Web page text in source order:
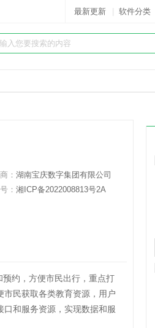
最新更新 软件分类
： 湖南宝庆数字集团有限公司
： 湘ICP备2022008813号2A
约，方便市民出行，重点打
民获取各类教育资源，用户
和服务资源，实现数据和服